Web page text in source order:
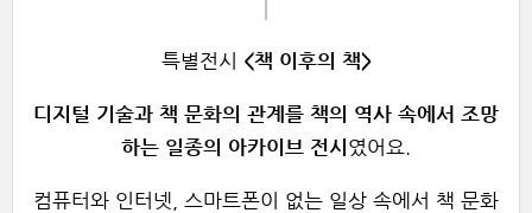
특별전시 <책 이후의 책>
디지털 기술과 책 문화의 관계를 책의 역사 속에서 조망
하는 일종의 아카이브 전시 였어요.
컴퓨터와 인터넷, 스마트폰이 없는 일상 속에서 책 문화